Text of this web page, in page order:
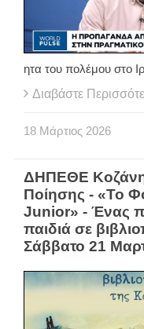
ητα του πολέμου στο
Διαβάστε
18 Μάρτιος 2026
ΔΗΠΕΘΕ
Ποίησης - «Το
Junior» - Ένας
παιδιά σε
Σάββατο 21